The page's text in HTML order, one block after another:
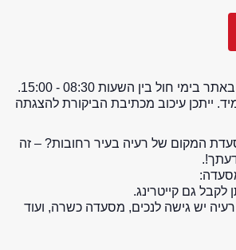
חול בין השעות 08:30 - 15:00.
מיד. ייתכן עיכוב מכתיבת הביקורת להצגתה
המקום של רעיה בעיר רחובות? – זה
לקבל גם קייטרינג.
יש גישה לנכים, מסעדה כשרה, ועוד